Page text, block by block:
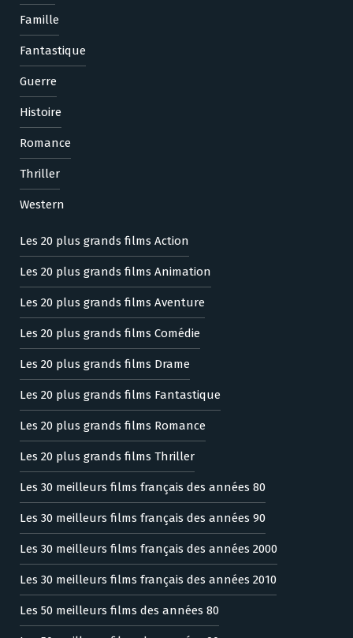
Famille
Fantastique
Guerre
Histoire
Romance
Thriller
Western
Les 20 plus grands films Action
Les 20 plus grands films Animation
Les 20 plus grands films Aventure
Les 20 plus grands films Comédie
Les 20 plus grands films Drame
Les 20 plus grands films Fantastique
Les 20 plus grands films Romance
Les 20 plus grands films Thriller
Les 30 meilleurs films français des années 80
Les 30 meilleurs films français des années 90
Les 30 meilleurs films français des années 2000
Les 30 meilleurs films français des années 2010
Les 50 meilleurs films des années 80